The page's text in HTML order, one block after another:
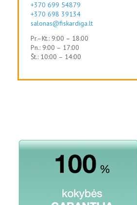
+370 699 54879
+370 698 39134
salonas@fiskardiga.lt
Pr.–Kt.: 9:00 – 18:00
Pn.: 9:00 – 17:00
Št.: 10:00 – 14:00